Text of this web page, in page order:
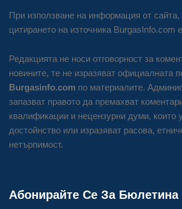
При използване на информация от сайта,
цитирането на източника BurgasInfo.com
Редакцията не носи отговорност за
новините, те не изразяват официалната
Burgasinfo.com по материалите.
запазват правото да премахват
квалификации и нецензурни думи, които
достойнство или изразяват расова,
нетърпимост.
Абонирайте Се За Бюлетина